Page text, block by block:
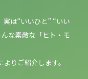
実は“いいひと” “いい
な素敵な「ヒト・モ
りご紹介します。